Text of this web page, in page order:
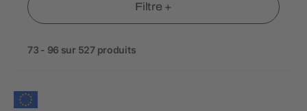
Filtre +
73 - 96 sur 527 produits